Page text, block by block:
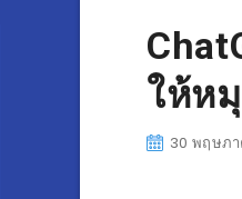
ให้ห
30 พฤษภ